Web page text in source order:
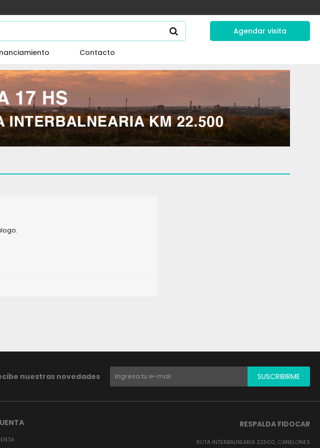
Contacto
Agendar visita
RESPALDA FIDOCAR
RUTA INTERBALNEARIA 22500, CANELONES
nuestras novedades SUSCRIBIRME